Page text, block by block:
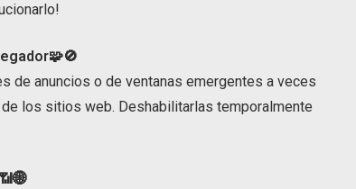
de anuncios o de ventanas emergentes a veces
los sitios web. Deshabilitarlas temporalmente